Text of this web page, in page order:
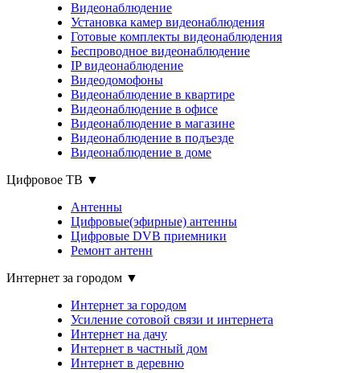
Видеонаблюдение
Установка камер видеонаблюдения
Готовые комплекты видеонаблюдения
Беспроводное видеонаблюдение
IP видеонаблюдение
Видеодомофоны
Видеонаблюдение в квартире
Видеонаблюдение в офисе
Видеонаблюдение в магазине
Видеонаблюдение в подъезде
Видеонаблюдение в доме
Цифровое ТВ ▼
Антенны
Цифровые(эфирные) антенны
Цифровые DVB приемники
Ремонт антенн
Интернет за городом ▼
Интернет за городом
Усиление сотовой связи и интернета
Интернет на дачу
Интернет в частный дом
Интернет в деревню